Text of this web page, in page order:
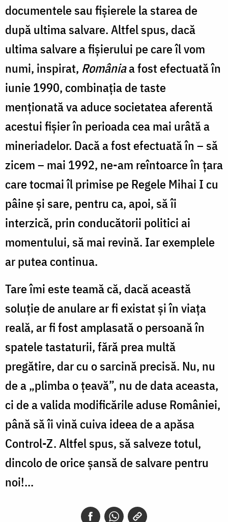
documentele sau fișierele la starea de
după ultima salvare. Altfel spus, dacă
ultima salvare a fișierului pe care îl vom
numi, inspirat, Româniaa fost efectuată în
iunie 1990, combinația de taste
menționată va aduce societatea aferentă
acestui fișier în perioada cea mai urâtă a
mineriadelor. Dacă a fost efectuată în – să
zicem – mai 1992, ne-am reîntoarce în țara
care tocmai îl primise pe Regele Mihai I cu
pâine și sare, pentru ca, apoi, să îi
interzică, prin conducătorii politici ai
momentului, să mai revină. Iar exemplele
ar putea continua.
Tare îmi este teamă că, dacă această
soluție de anulare ar fi existat și în viața
reală, ar fi fost amplasată o persoană în
spatele tastaturii, fără prea multă
pregătire, dar cu o sarcină precisă. Nu, nu
de a „plimba o țeavă”, nu de data aceasta,
ci de a valida modificările aduse României,
până să îi vină cuiva ideea de a apăsa
Control-Z. Altfel spus, să salveze totul,
dincolo de orice șansă de salvare pentru
noi!...